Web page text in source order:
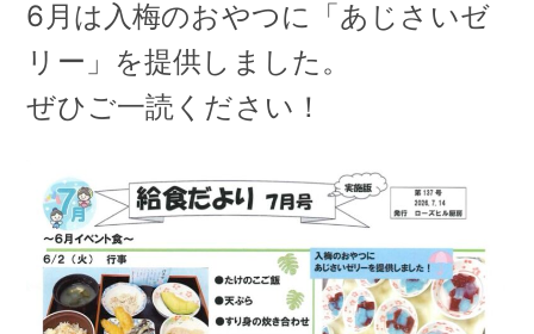
6月は入梅のおやつに「あじさいゼ
リー」を提供しました。
ぜひご一読ください！